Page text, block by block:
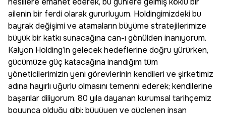
ailenin bir ferdi olarak gururluyum. Holdingimizdeki bu
bayrak değişimi ve atamaların büyüme stratejilerimize
büyük bir katkı sunacağına can-ı gönülden inanıyorum.
Kalyon Holding’in gelecek hedeflerine doğru yürürken,
gücümüze güç katacağına inandığım tüm
yöneticilerimizin yeni görevlerinin kendileri ve şirketimiz
adına hayırlı uğurlu olmasını temenni ederek; kendilerine
başarılar diliyorum. 80 yıla dayanan kurumsal tarihçemiz
boyunca olduğu gibi; büyüyen ve güçlenen insan